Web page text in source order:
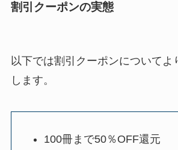
割引クーポンの実態
以下では割引クーポンについてよ
します。
100冊まで50％OFF還元